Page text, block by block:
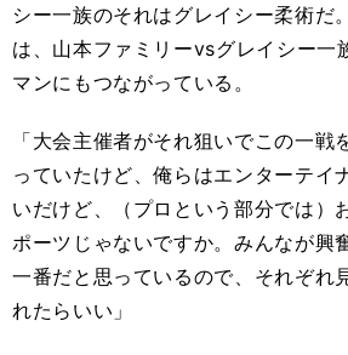
シー一族のそれはグレイシー柔術だ
は、山本ファミリーvsグレイシー一
マンにもつながっている。
「大会主催者がそれ狙いでこの一戦
っていたけど、俺らはエンターテイ
いだけど、（プロという部分では）
ポーツじゃないですか。みんなが興
一番だと思っているので、それぞれ
れたらいい」